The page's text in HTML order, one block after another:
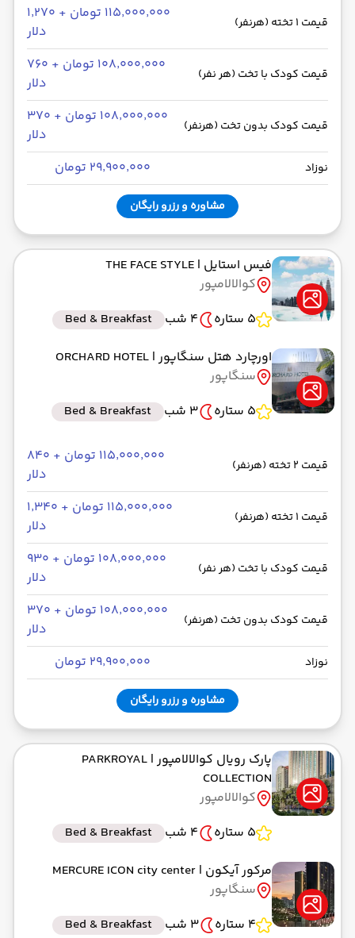
قیمت 1 تخته (هرنفر)
۱۱۵٬۰۰۰٬۰۰۰ تومان + ۱٬۲۷۰
دلار
قیمت کودک با تخت (هر نفر)
۱۰۸٬۰۰۰٬۰۰۰ تومان + ۷۶۰
دلار
قیمت کودک بدون تخت (هرنفر)
۱۰۸٬۰۰۰٬۰۰۰ تومان + ۳۷۰
دلار
نوزاد ۲۹٬۹۰۰٬۰۰۰ تومان
مشاوره و رزرو رایگان
فیس استایل | THE FACE STYLE
کوالالامپور
5 ستاره
4 شب
Bed & Breakfast
اورچارد هتل سنگاپور| ORCHARD HOTEL
سنگاپور
5 ستاره
3 شب Bed & Breakfast
قیمت 2 تخته (هرنفر)
۱۱۵٬۰۰۰٬۰۰۰ تومان + ۸۴۰
دلار
قیمت 1 تخته (هرنفر)
۱۱۵٬۰۰۰٬۰۰۰ تومان + ۱٬۳۴۰
دلار
قیمت کودک با تخت (هر نفر)
۱۰۸٬۰۰۰٬۰۰۰ تومان + ۹۳۰
دلار
قیمت کودک بدون تخت (هرنفر)
۱۰۸٬۰۰۰٬۰۰۰ تومان + ۳۷۰
دلار
نوزاد ۲۹٬۹۰۰٬۰۰۰ تومان
مشاوره و رزرو رایگان
پارک رویال کوالالامپور | PARKROYAL
COLLECTION
کوالالامپور
5 ستاره
4 شب
Bed & Breakfast
مرکور آیکون | MERCURE ICON city center
سنگاپور
4 ستاره
3 شب Bed & Breakfast